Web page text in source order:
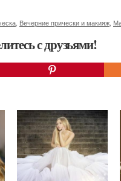
Вечерние прически и макияж
с друзьями!